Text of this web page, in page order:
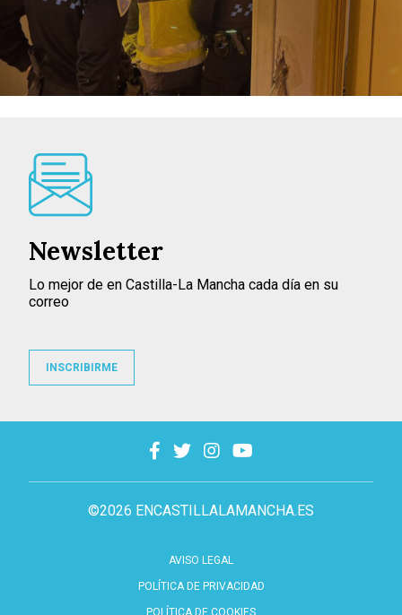
©2026 ENCASTILLALAMANCHA.ES
AVISO LEGAL
POLÍTICA DE PRIVACIDAD
Newsletter
Lo mejor de en Castilla-La Mancha cada día en su
correo
INSCRIBIRME